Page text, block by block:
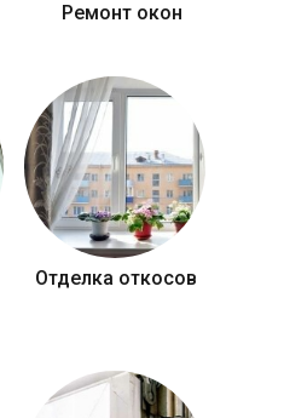
Ремонт окон
Отделка откосов